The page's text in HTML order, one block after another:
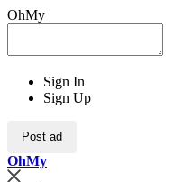
OhMy
Sign In
Sign Up
Post ad
OhMy